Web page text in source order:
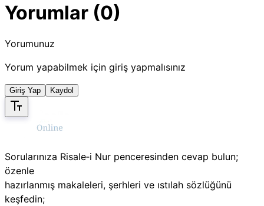
Yorumlar (0)
Yorumunuz
Yorum yapabilmek için giriş yapmalısınız
Giriş Yap Kaydol
Sorularınıza Risale‑i Nur penceresinden cevap bulun;
özenle
hazırlanmış makaleleri, şerhleri ve ıstılah sözlüğünü
keşfedin;